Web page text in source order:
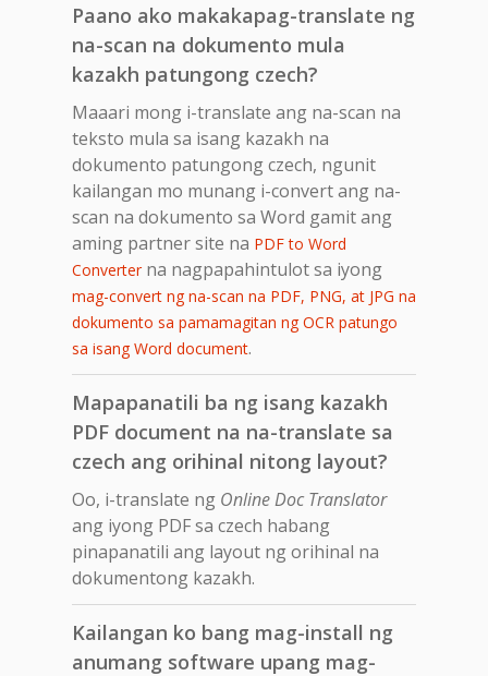
Paano ako makakapag-translate ng
na-scan na dokumento mula
kazakh patungong czech?
Maaari mong i-translate ang na-scan na
teksto mula sa isang kazakh na
dokumento patungong czech, ngunit
kailangan mo munang i-convert ang na-
scan na dokumento sa Word gamit ang
aming partner site na PDF to Word
Converterna nagpapahintulot sa iyong
mag-convert ng na-scan na PDF, PNG, at JPG na
dokumento sa pamamagitan ng OCR patungo
sa isang Word document.
Mapapanatili ba ng isang kazakh
PDF document na na-translate sa
czech ang orihinal nitong layout?
Oo, i-translate ng Online Doc Translator
ang iyong PDF sa czech habang
pinapanatili ang layout ng orihinal na
dokumentong kazakh.
Kailangan ko bang mag-install ng
anumang software upang mag-